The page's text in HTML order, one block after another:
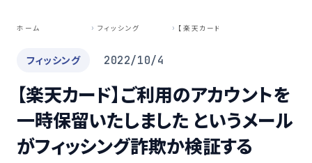
ホーム フィッシング
フィッシング 2022/10/4
【楽天カード】ご利用のアカウントを
一時保留いたしました というメール
がフィッシング詐欺か検証する